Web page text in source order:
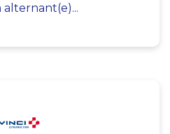
alternant(e)...